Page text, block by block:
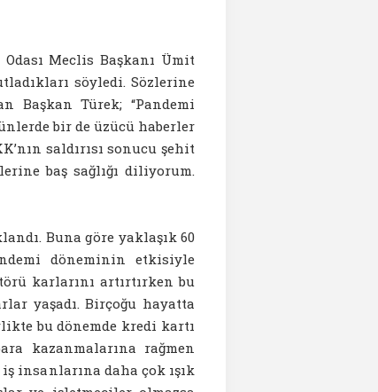
Meclis Başkanı Ümit
söyledi. Sözlerine
Başkan Türek; “Pandemi
bir de üzücü haberler
saldırısı sonucu şehit
baş sağlığı diliyorum.
Buna göre yaklaşık 60
döneminin etkisiyle
karlarını artırtırken bu
yaşadı. Birçoğu hayatta
bu dönemde kredi kartı
kazanmalarına rağmen
insanlarına daha çok ışık